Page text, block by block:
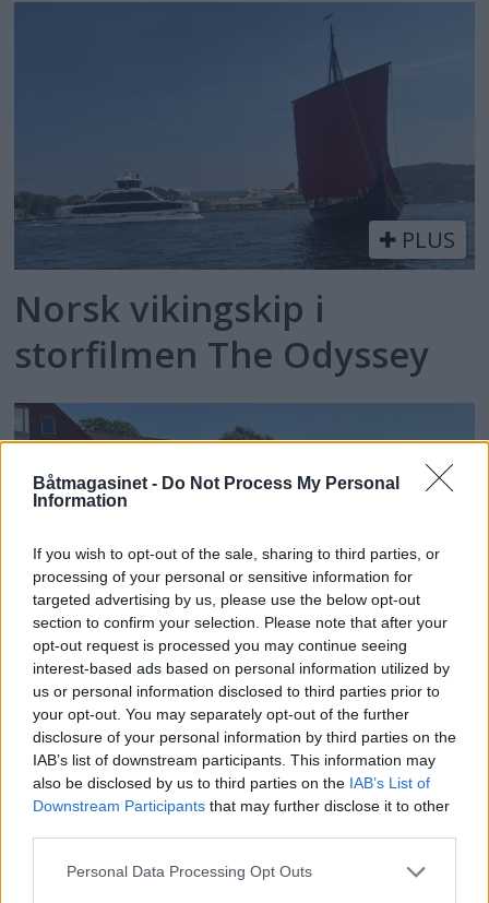
Båtmagasinet - Do Not Process My Personal
Information
If you wish to opt-out of the sale, sharing to third parties, or
processing of your personal or sensitive information for
targeted advertising by us, please use the below opt-out
section to confirm your selection. Please note that after your
opt-out request is processed you may continue seeing
interest-based ads based on personal information utilized by
us or personal information disclosed to third parties prior to
your opt-out. You may separately opt-out of the further
disclosure of your personal information by third parties on the
IAB’s list of downstream participants. This information may
also be disclosed by us to third parties on the IAB’s List of
Downstream Participants that may further disclose it to other
Personal Data Processing Opt Outs
PLUS
Norsk vikingskip i
storfilmen The Odyssey
PLUS
Politiet med storaksjon -
flere anmeldt